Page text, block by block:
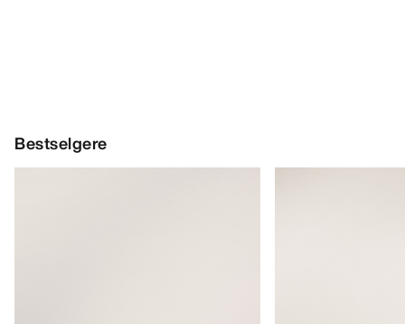
Bestselgere